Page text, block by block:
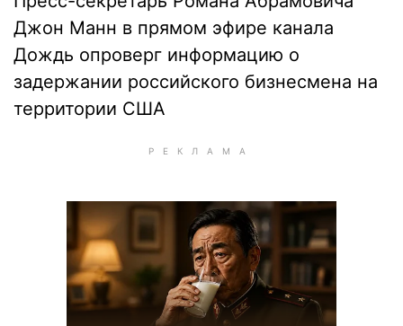
Джон Манн в прямом эфире канала
Дождь опроверг информацию о
задержании российского бизнесмена на
территории США